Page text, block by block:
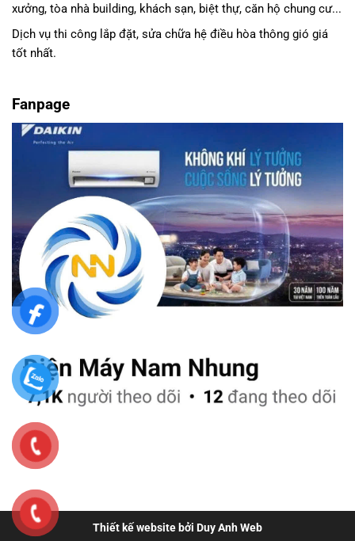
xưởng, tòa nhà building, khách sạn, biệt thự, căn hộ chung cư...
Dịch vụ thi công lắp đặt, sửa chữa hệ điều hòa thông gió giá
tốt nhất.
Fanpage
Thiết kế website bởi Duy Anh Web